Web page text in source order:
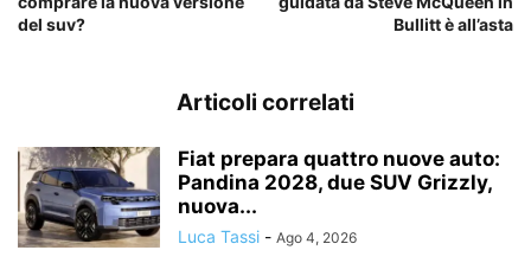
del suv?
Bullitt è all’asta
Articoli correlati
Fiat prepara quattro nuove auto:
Pandina 2028, due SUV Grizzly,
nuova...
Luca Tassi - Ago 4, 2026